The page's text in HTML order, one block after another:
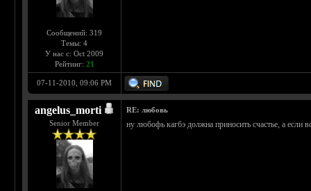
Сообщений: 319
Темы: 4
У нас с: Oct 2009
Рейтинг: 21
07-11-2010, 09:06 PM
angelus_morti
Senior Member
RE: любовь
ну любофь кагбэ должна приносить счастье, а